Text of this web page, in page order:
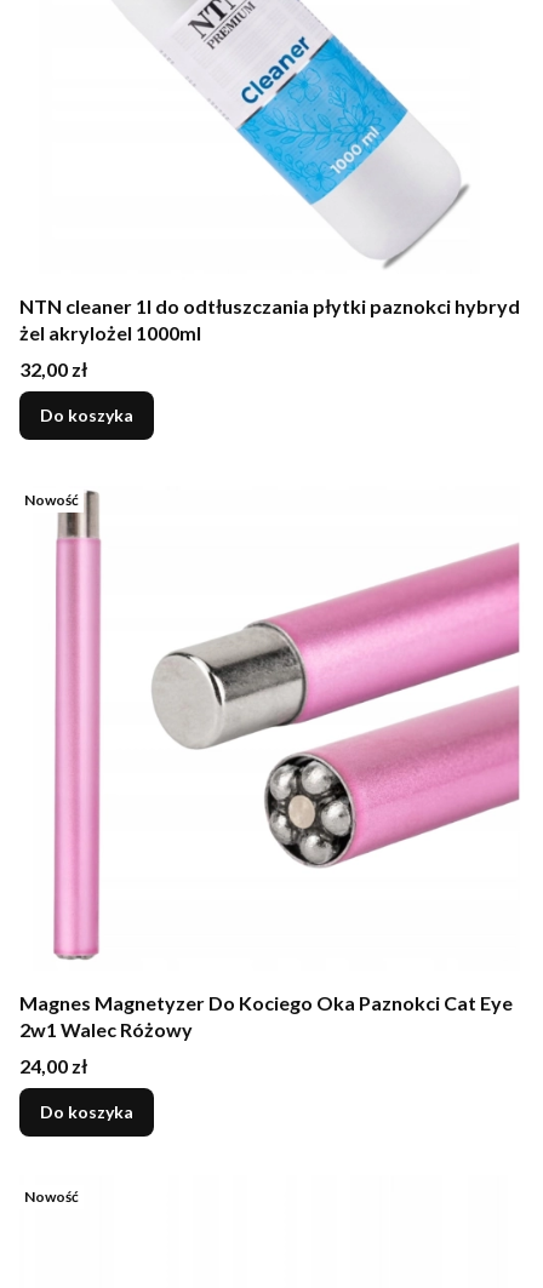
NTN cleaner 1l do odtłuszczania płytki paznokci hybryd
żel akrylożel 1000ml
Cena
32,00 zł
Do koszyka
Nowość
Magnes Magnetyzer Do Kociego Oka Paznokci Cat Eye
2w1 Walec Różowy
Cena
24,00 zł
Do koszyka
Nowość